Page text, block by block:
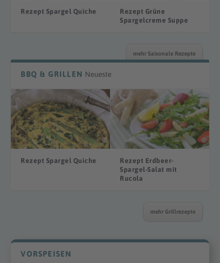
Rezept Spargel Quiche
Rezept Grüne
Spargelcreme Suppe
mehr Saisonale Rezepte
BBQ & GRILLEN Neueste
Rezept Spargel Quiche
Rezept Erdbeer-
Spargel-Salat mit
Rucola
mehr Grillrezepte
VORSPEISEN